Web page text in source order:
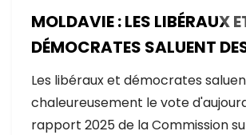
MOLDAVIE : LES LIBÉRAUX
DÉMOCRATES SALUENT
EXCEPTIONNELS SUR LA
L'ADHÉSION À L'UE
Les libéraux et démocrates
chaleureusement le vote
rapport 2025 de la Commission